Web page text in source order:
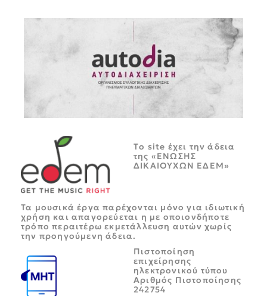
Tο site έχει την άδεια
της «ΕΝΩΣΗΣ
ΔΙΚΑΙΟΥΧΩΝ ΕΔΕΜ»
Τα μουσικά έργα παρέχονται μόνο για ιδιωτική
χρήση και απαγορεύεται η με οποιονδήποτε
τρόπο περαιτέρω εκμετάλλευση αυτών χωρίς
την προηγούμενη άδεια.
Πιστοποίηση
επιχείρησης
ηλεκτρονικού τύπου
Αριθμός Πιστοποίησης
242754